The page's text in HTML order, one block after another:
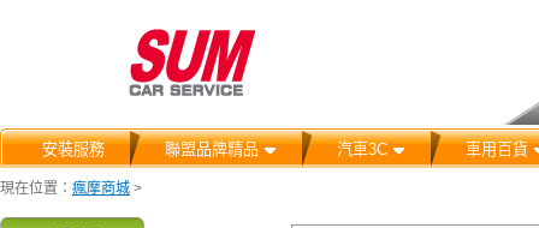
安裝服務 聯盟品牌精品 汽車3C 車用百貨
現在位置： 瘋摩商城 >